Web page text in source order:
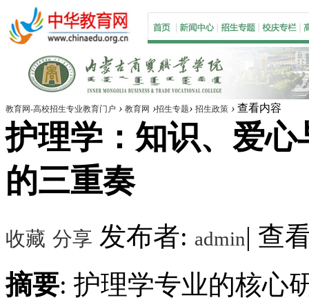
教育网-高校招生专业教育门户 › 教育网 ›招生专题› 招生政策 › 查看内容
护理学：知识、爱心
的三重奏
收藏 分享 发布者: admin| 查
摘要: 护理学专业的核心